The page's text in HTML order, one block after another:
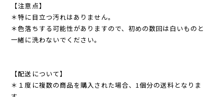
【注意点】
＊特に目立つ汚れはありません。
＊色落ちする可能性がありますので、初めの数回は白いものと
一緒に洗わないでください。
【配送について】
＊１度に複数の商品を購入された場合、1個分の送料となりま